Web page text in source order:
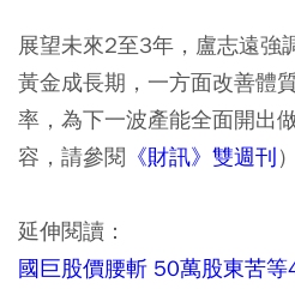
展望未來2至3年，盧志遠強
黃金成長期，一方面改善體
率，為下一波產能全面開出
容，請參閱 《財訊》雙週刊）
延伸閱讀：
國巨股價腰斬 50萬股東苦